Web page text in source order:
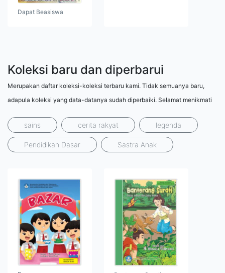
Dapat Beasiswa
Koleksi baru dan diperbarui
Merupakan daftar koleksi-koleksi terbaru kami. Tidak semuanya baru,
adapula koleksi yang data-datanya sudah diperbaiki. Selamat menikmati
sains cerita rakyat legenda
Pendidikan Dasar Sastra Anak